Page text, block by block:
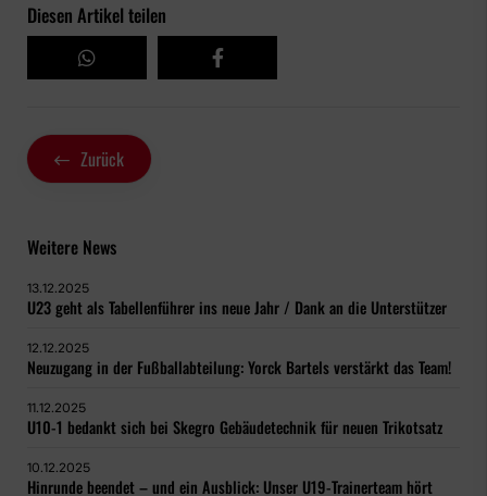
Diesen Artikel teilen
Zurück
Weitere News
13.12.2025
U23 geht als Tabellenführer ins neue Jahr / Dank an die Unterstützer
12.12.2025
Neuzugang in der Fußballabteilung: Yorck Bartels verstärkt das Team!
11.12.2025
U10-1 bedankt sich bei Skegro Gebäudetechnik für neuen Trikotsatz
10.12.2025
Hinrunde beendet – und ein Ausblick: Unser U19-Trainerteam hört